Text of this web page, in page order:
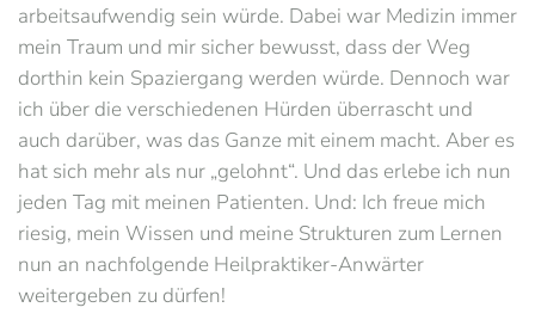
arbeitsaufwendig sein würde. Dabei war Medizin immer
mein Traum und mir sicher bewusst, dass der Weg
dorthin kein Spaziergang werden würde. Dennoch war
ich über die verschiedenen Hürden überrascht und
auch darüber, was das Ganze mit einem macht. Aber es
hat sich mehr als nur „gelohnt“. Und das erlebe ich nun
jeden Tag mit meinen Patienten. Und: Ich freue mich
riesig, mein Wissen und meine Strukturen zum Lernen
nun an nachfolgende Heilpraktiker-Anwärter
weitergeben zu dürfen!